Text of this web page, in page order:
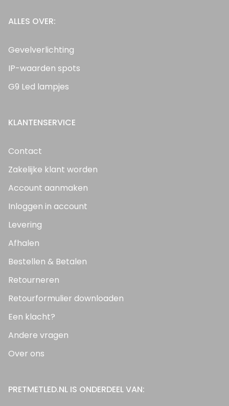
ALLES OVER:
Gevelverlichting
IP-waarden spots
G9 Led lampjes
KLANTENSERVICE
Contact
Zakelijke klant worden
Account aanmaken
Inloggen in account
Levering
Afhalen
Bestellen & Betalen
Retourneren
Retourformulier downloaden
Een klacht?
Andere vragen
Over ons
PRETMETLED.NL IS ONDERDEEL VAN: